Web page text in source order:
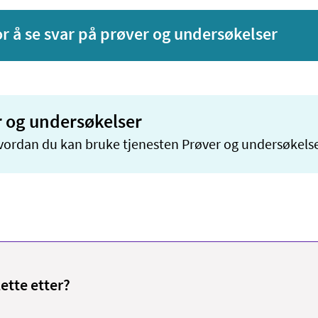
å se svar på prøver og undersøkelser
og undersøkelser
du kan bruke tjenesten Prøver og
etter?